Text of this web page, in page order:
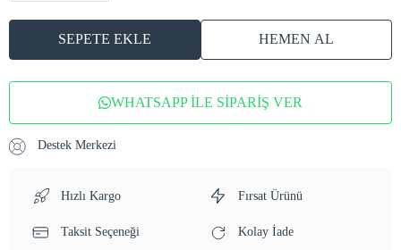
SEPETE EKLE HEMEN AL
WHATSAPP İLE SİPARİŞ VER
Destek Merkezi
Hızlı Kargo Fırsat Ürünü
Taksit Seçeneği Kolay İade